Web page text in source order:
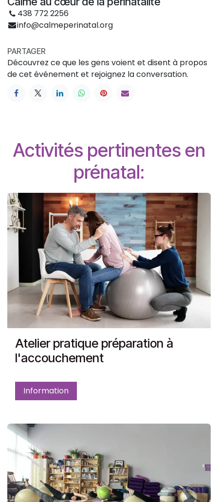
438 772 2256
info@calmeperinatal.org
PARTAGER
Découvrez ce que les gens voient et disent à propos
de cet événement et rejoignez la conversation.
Activités pertinentes en
prénatal:
Atelier pratique préparation à
l'accouchement
Information